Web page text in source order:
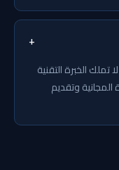
+
تملك الخبرة التقنية
المجانية وتقديم